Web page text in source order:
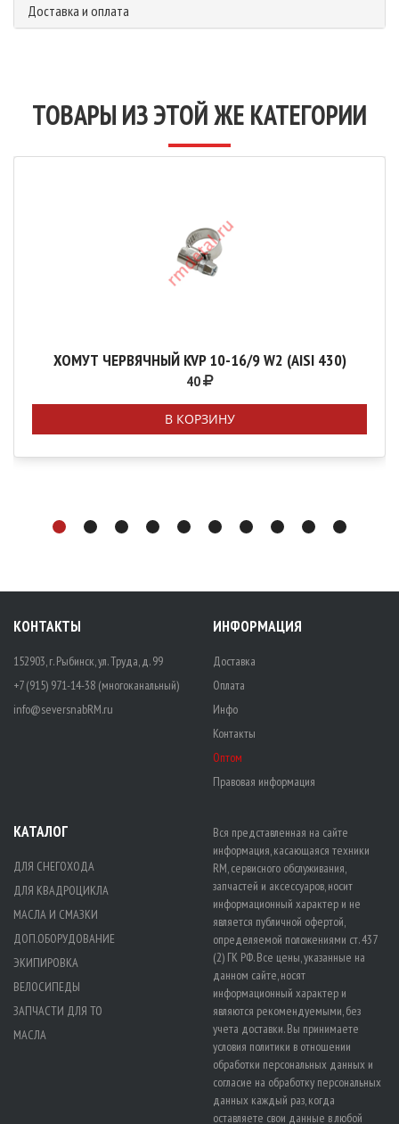
Доставка и оплата
ТОВАРЫ ИЗ ЭТОЙ ЖЕ КАТЕГОРИИ
ХОМУТ ЧЕРВЯЧНЫЙ KVP 10-16/9 W2 (AISI 430)
40
В КОРЗИНУ
КОНТАКТЫ
152903, г. Рыбинск, ул. Труда, д. 99
+7 (915) 971-14-38 (многоканальный)
info@seversnabRM.ru
ИНФОРМАЦИЯ
Доставка
Оплата
Инфо
Контакты
Оптом
Правовая информация
КАТАЛОГ
ДЛЯ СНЕГОХОДА
ДЛЯ КВАДРОЦИКЛА
МАСЛА И СМАЗКИ
ДОП.ОБОРУДОВАНИЕ
ЭКИПИРОВКА
ВЕЛОСИПЕДЫ
ЗАПЧАСТИ ДЛЯ ТО
МАСЛА
Вся представленная на сайте
информация, касающаяся техники
RM, сервисного обслуживания,
запчастей и аксессуаров, носит
информационный характер и не
является публичной офертой,
определяемой положениями ст. 437
(2) ГК РФ. Все цены, указанные на
данном сайте, носят
информационный характер и
являются рекомендуемыми, без
учета доставки. Вы принимаете
условия политики в отношении
обработки персональных данных и
согласие на обработку персональных
данных каждый раз, когда
оставляете свои данные в любой